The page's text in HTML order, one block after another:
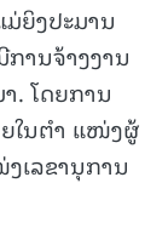
ຍິງປະມານ
ການຈ້າງງານ
. ໂດຍການ
ໃນຕຳ ແໜ່ງຜູ້
ເລຂານຸການ